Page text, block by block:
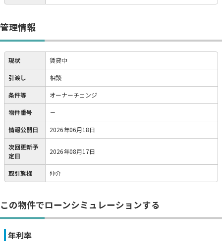
管理情報
現状 賃貸中
引渡し 相談
条件等 オーナーチェンジ
物件番号 －
情報公開日 2026年06月18日
次回更新予
定日
2026年08月17日
取引態様 仲介
この物件でローンシミュレーションする
年利率